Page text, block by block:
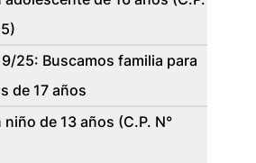
9/25: Buscamos familia para
de 17 años
niño de 13 años (C.P. N°